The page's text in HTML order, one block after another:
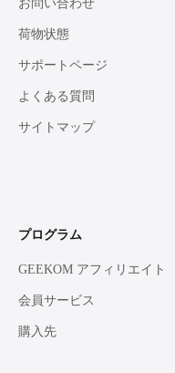
お問い合わせ
荷物状態
サポートページ
よくある質問
サイトマップ
プログラム
GEEKOM アフィリエイト
会員サービス
購入先